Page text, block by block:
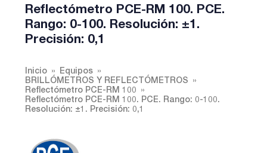
Reflectómetro PCE-RM 100. PCE.
Rango: 0-100. Resolución: ±1.
Precisión: 0,1
Inicio
Equipos
BRILLÓMETROS Y REFLECTÓMETROS
Reflectómetro PCE-RM 100
Reflectómetro PCE-RM 100. PCE. Rango: 0-100.
Resolución: ±1. Precisión: 0,1